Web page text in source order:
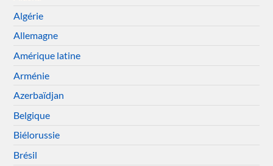
Algérie
Allemagne
Amérique latine
Arménie
Azerbaïdjan
Belgique
Biélorussie
Brésil